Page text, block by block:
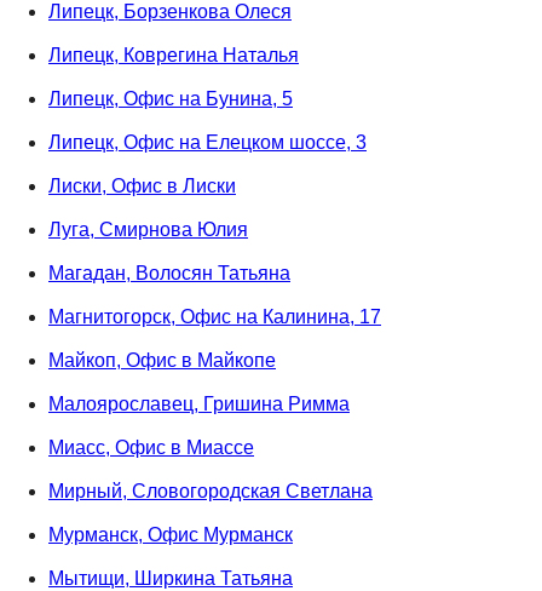
Липецк, Борзенкова Олеся
Липецк, Коврегина Наталья
Липецк, Офис на Бунина, 5
Липецк, Офис на Елецком шоссе, 3
Лиски, Офис в Лиски
Луга, Смирнова Юлия
Магадан, Волосян Татьяна
Магнитогорск, Офис на Калинина, 17
Майкоп, Офис в Майкопе
Малоярославец, Гришина Римма
Миасс, Офис в Миассе
Мирный, Словогородская Светлана
Мурманск, Офис Мурманск
Мытищи, Ширкина Татьяна